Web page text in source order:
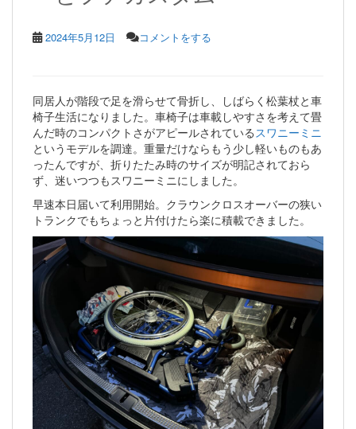
2024年5月12日 コメントをする
同居人が階段で足を滑らせて骨折し、しばらく松葉杖と車
椅子生活になりました。車椅子は車載しやすさを考えて畳
んだ時のコンパクトさがアピールされているスワニーミニ
というモデルを調達。重量だけならもう少し軽いものもあ
ったんですが、折りたたみ時のサイズが明記されておら
ず、迷いつつもスワニーミニにしました。
早速本日届いて利用開始。クラウンクロスオーバーの狭い
トランクでもちょっと片付けたら楽に積載できました。